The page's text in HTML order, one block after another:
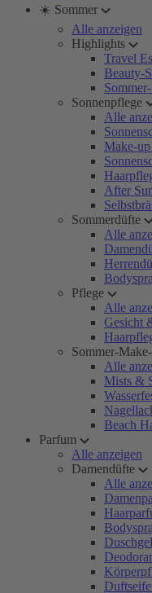
☀️ Sommer
Alle anzeigen
Highlights
Travel
Beauty-
Sonnenpflege
Alle
Make-
After
Sommerdüfte
Alle
Pflege
Alle
Gesicht
Sommer-
Alle
Mists &
Beach
Parfum
Alle anzeigen
Damendüfte
Alle